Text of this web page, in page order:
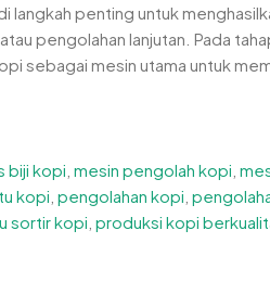
langkah penting untuk
pengolahan lanjutan. Pada
sebagai mesin utama untuk
biji kopi mesin pengolah kopi
kopi pengolahan kopi
sortir kopi produksi kopi